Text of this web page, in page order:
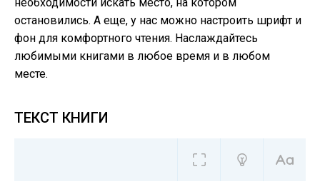
остановились. А еще, у нас можно настроить шрифт и
фон для комфортного чтения. Наслаждайтесь
любимыми книгами в любое время и в любом
месте.
ТЕКСТ КНИГИ